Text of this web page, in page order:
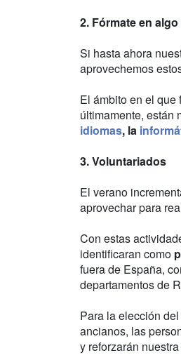
2. Fórmate en
Si hasta ahora
aprovechemos
El ámbito en el que
últimamente, están
idiomas, la
3. Voluntariados
El verano
aprovechar para
Con estas
identificaran como
fuera de España,
departamentos de
Para la elección
ancianos, las
y reforzarán